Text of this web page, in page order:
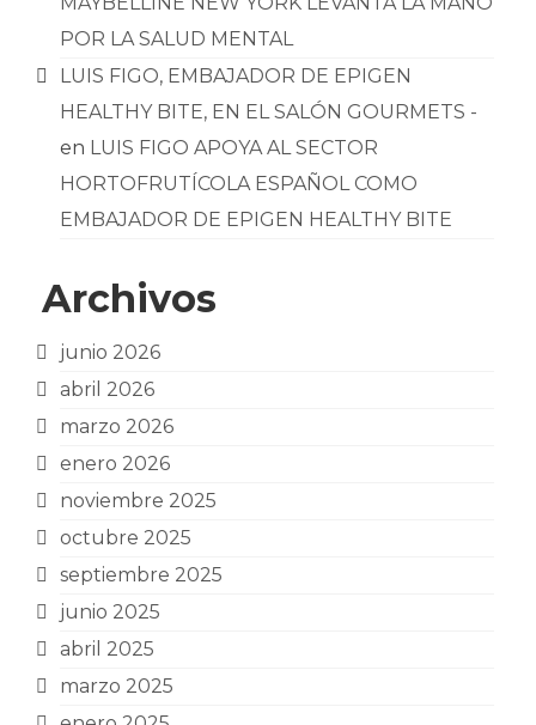
POR LA SALUD MENTAL
LUIS FIGO, EMBAJADOR DE EPIGEN
HEALTHY BITE, EN EL SALÓN GOURMETS -
en LUIS FIGO APOYA AL SECTOR
HORTOFRUTÍCOLA ESPAÑOL COMO
EMBAJADOR DE EPIGEN HEALTHY BITE
Archivos
junio 2026
abril 2026
marzo 2026
enero 2026
noviembre 2025
octubre 2025
septiembre 2025
junio 2025
abril 2025
marzo 2025